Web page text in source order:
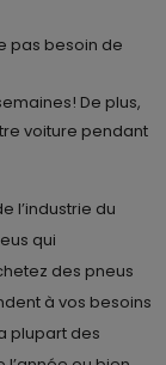
pas besoin de
De plus,
voiture pendant
l’industrie du
qui
des pneus
à vos besoins
plupart des